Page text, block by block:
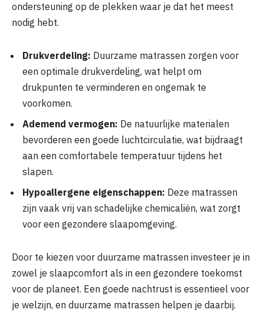
ondersteuning op de plekken waar je dat het meest
nodig hebt.
Drukverdeling: Duurzame matrassen zorgen voor
een optimale drukverdeling, wat helpt om
drukpunten te verminderen en ongemak te
voorkomen.
Ademend vermogen: De natuurlijke materialen
bevorderen een goede luchtcirculatie, wat bijdraagt
aan een comfortabele temperatuur tijdens het
slapen.
Hypoallergene eigenschappen: Deze matrassen
zijn vaak vrij van schadelijke chemicaliën, wat zorgt
voor een gezondere slaapomgeving.
Door te kiezen voor duurzame matrassen investeer je in
zowel je slaapcomfort als in een gezondere toekomst
voor de planeet. Een goede nachtrust is essentieel voor
je welzijn, en duurzame matrassen helpen je daarbij.